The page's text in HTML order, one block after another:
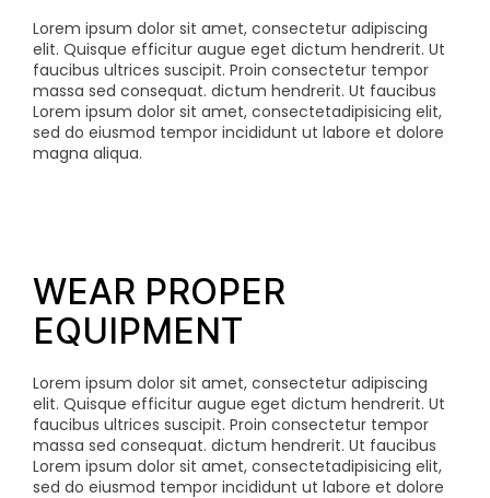
Lorem ipsum dolor sit amet, consectetur adipiscing
elit. Quisque efficitur augue eget dictum hendrerit. Ut
faucibus ultrices suscipit. Proin consectetur tempor
massa sed consequat. dictum hendrerit. Ut faucibus
Lorem ipsum dolor sit amet, consectetadipisicing elit,
sed do eiusmod tempor incididunt ut labore et dolore
magna aliqua.
WEAR PROPER
EQUIPMENT
Lorem ipsum dolor sit amet, consectetur adipiscing
elit. Quisque efficitur augue eget dictum hendrerit. Ut
faucibus ultrices suscipit. Proin consectetur tempor
massa sed consequat. dictum hendrerit. Ut faucibus
Lorem ipsum dolor sit amet, consectetadipisicing elit,
sed do eiusmod tempor incididunt ut labore et dolore